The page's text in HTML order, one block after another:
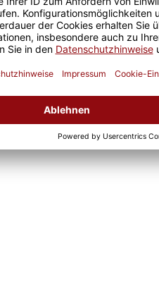
ist eine lange Freude an
und der Kaffee am
nochmal so gut.